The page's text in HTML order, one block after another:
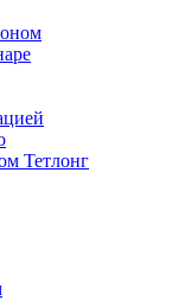
Тетлонг